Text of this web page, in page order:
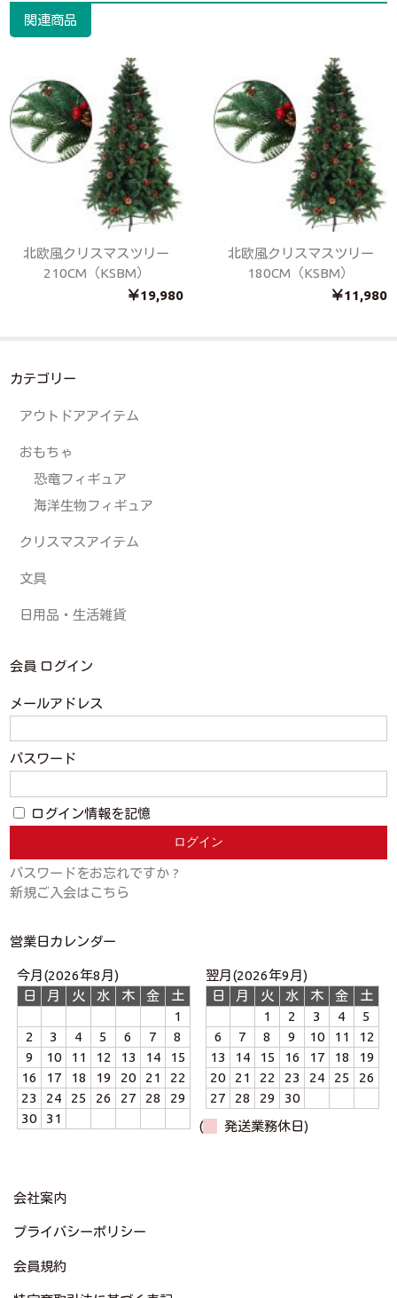
関連商品
北欧風クリスマスツリー
210CM（KSBM）
￥19,980
北欧風クリスマスツリー
180CM（KSBM）
￥11,980
カテゴリー
アウトドアアイテム
おもちゃ
恐竜フィギュア
海洋生物フィギュア
クリスマスアイテム
文具
日用品・生活雑貨
会員 ログイン
メールアドレス
パスワード
ログイン情報を記憶
パスワードをお忘れですか ?
新規ご入会はこちら
営業日カレンダー
今月(2026年8月)
日
月 火 水 木 金
土
1
2
3 4 5 6 7
8
9
10 11 12 13 14
15
16
17 18 19 20 21
22
23
24 25 26 27 28
29
30
31
翌月(2026年9月)
日
月 火 水 木 金
土
1
2 3 4
5
6
7 8 9 10 11
12
13
14 15 16 17 18
19
20
21 22 23 24 25
26
27
28 29
30
(
発送業務休日)
会社案内
プライバシーポリシー
会員規約